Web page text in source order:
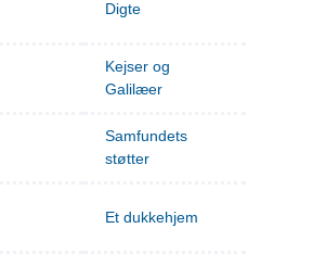
Digte
Kejser og
Galilæer
Samfundets
støtter
Et dukkehjem